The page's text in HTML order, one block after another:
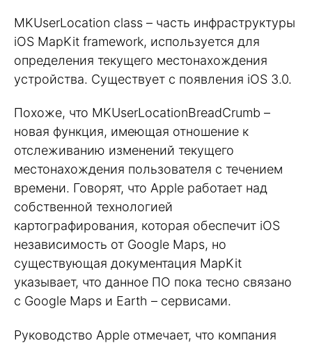
MKUserLocation class – часть инфраструктуры
iOS MapKit framework, используется для
определения текущего местонахождения
устройства. Существует с появления iOS 3.0.
Похоже, что MKUserLocationBreadCrumb –
новая функция, имеющая отношение к
отслеживанию изменений текущего
местонахождения пользователя с течением
времени. Говорят, что Apple работает над
собственной технологией
картографирования, которая обеспечит iOS
независимость от Google Maps, но
существующая документация MapKit
указывает, что данное ПО пока тесно связано
с Google Maps и Earth – сервисами.
Руководство Apple отмечает, что компания